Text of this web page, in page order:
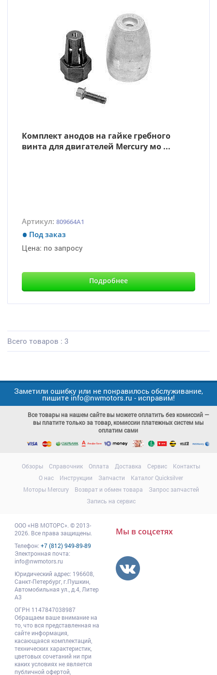
Комплект анодов на гайке гребного
винта для двигателей Mercury мо ...
Артикул: 809664A1
Под заказ
Цена: по запросу
Подробнее
Всего товаров : 3
Заметили ошибку или не понравилось обслуживание,
пишите info@nwmotors.ru - исправим!
Все товары на нашем сайте вы можете оплатить без комиссий —
вы платите только за товар, комиссии платежных систем мы
оплатим сами
Обзоры Справочник Оплата Доставка Сервис
Контакты
О нас
Инструкции Запчасти
Каталог Quicksilver
Моторы Mercury
Возврат и обмен товара
Запрос запчастей
Запись на сервис
ООО«НВ МОТОРС» © 2013-
2026. Все права защищены.
Телефон: +7 (812) 949-89-89
Электронная почта:
info@nwmotors.ru
Юридический адрес: 196608
Санкт-Петербург, г.Пушкин
Автомобильная ул., д.4, Литер
А3
ОГРН 1147847038987
Обращаем ваше внимание на
то, что вся представленная на
сайте информация,
касающаяся комплектаций,
технических характеристик,
цветовых сочетаний ни при
каких условиях не является
публичной офертой,
Мы в соцсетях